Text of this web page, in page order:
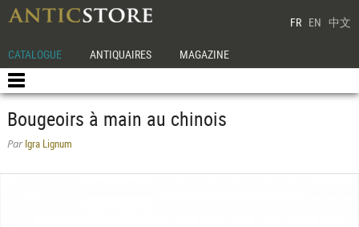
FR EN 中文
CATALOGUE ANTIQUAIRES MAGAZINE
Bougeoirs à main au chinois
ParIgra Lignum